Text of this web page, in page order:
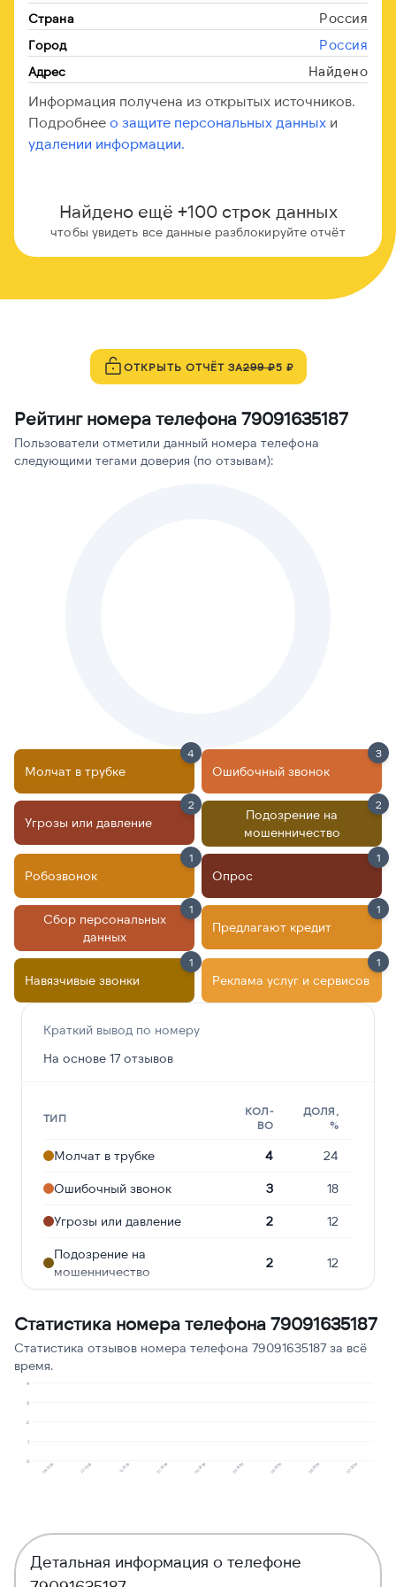
Страна Россия
Город Россия
Адрес Найдено
Информация получена из открытых источников.
Подробнее о защите персональных данных и
удалении информации.
Найдено ещё +100 строк данных
чтобы увидеть все данные разблокируйте отчёт
ОТКРЫТЬ ОТЧЁТ ЗА299 ₽5 ₽
Рейтинг номера телефона 79091635187
Пользователи отметили данный номера телефона
следующими тегами доверия (по отзывам):
Молчат в трубке
4
Ошибочный звонок
3
Угрозы или давление
2
Подозрение на
мошенничество
2
Робозвонок
1
Опрос
1
Сбор персональных
данных
1
Предлагают кредит
1
Навязчивые звонки
1
Реклама услуг и сервисов
1
Краткий вывод по номеру
На основе 17 отзывов
ТИП
КОЛ-
ВО
ДОЛЯ,
%
Молчат в трубке 4 24
Ошибочный звонок 3 18
Угрозы или давление 2 12
Подозрение на
мошенничество
2 12
Статистика номера телефона 79091635187
Статистика отзывов номера телефона 79091635187 за всё
время.
0
1
2
3
4
09.2025 10.2025 12.2025 01.2026 02.2026 03.2026 05.2026 06.2026 07.2026
Детальная информация о телефоне